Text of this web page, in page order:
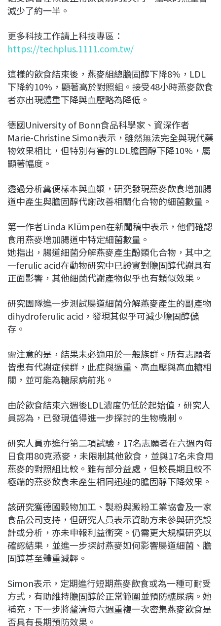
減少了約一半。
更多科技工作請上科技專區：
https://techplus.1111.com.tw/
這樣的飲食結束後，燕麥組總膽固醇下降8%，LDL
下降約10%，顯著高於對照組。接受48小時燕麥飲食
者亦出現體重下降與血壓略為降低。
德國University of Bonn食品科學家、資深作者
Marie-Christine Simon表示，雖然無法完全與現代藥
物效果相比，但特別有害的LDL膽固醇下降10%，屬
顯著幅度。
透過分析糞便樣本與血漿，研究發現燕麥飲食增加腸
道中產生與膽固醇代謝改善相關化合物的細菌數量。
第一作者Linda Klümpen在新聞稿中表示，他們確認
食用燕麥增加腸道中特定細菌數量。
她指出，腸道細菌分解燕麥產生酚類化合物，其中之
一ferulic acid在動物研究中已證實對膽固醇代謝具有
正面影響，其他細菌代謝產物似乎也有類似效果。
研究團隊進一步測試腸道細菌分解燕麥產生的副產物
dihydroferulic acid，發現其似乎可減少膽固醇儲
存。
需注意的是，結果未必適用於一般族群。所有志願者
皆患有代謝症候群，此症與過重、高血壓與高血糖相
關，並可能為糖尿病前兆。
由於飲食結束六週後LDL濃度仍低於起始值，研究人
員認為，已發現值得進一步探討的生物機制。
研究人員亦進行第二項試驗，17名志願者在六週內每
日食用80克燕麥，未限制其他飲食，並與17名未食用
燕麥的對照組比較。雖有部分益處，但較長期且較不
極端的燕麥飲食未產生相同迅速的膽固醇下降效果。
該研究獲德國穀物加工、製粉與澱粉工業協會及一家
食品公司支持，但研究人員表示資助方未參與研究設
計或分析，亦未申報利益衝突。仍需更大規模研究以
確認結果，並進一步探討燕麥如何影響腸道細菌、膽
固醇甚至體重減輕。
Simon表示，定期進行短期燕麥飲食或為一種可耐受
方式，有助維持膽固醇於正常範圍並預防糖尿病。她
補充，下一步將釐清每六週重複一次密集燕麥飲食是
否具有長期預防效果。